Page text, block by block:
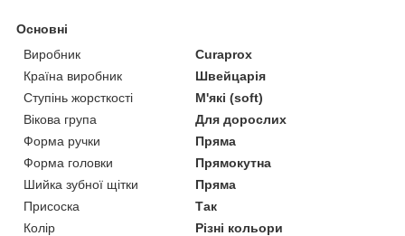
Основні
Виробник
Curaprox
Країна виробник
Швейцарія
Ступінь жорсткості
М'які (soft)
Вікова група
Для дорослих
Форма ручки
Пряма
Форма головки
Прямокутна
Шийка зубної щітки
Пряма
Присоска
Так
Колір
Різні кольори